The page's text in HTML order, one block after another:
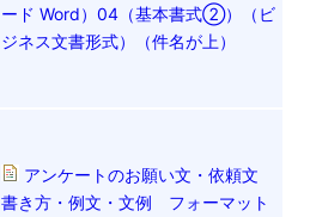
ード Word）04（基本書式②）（ビ
ジネス文書形式）（件名が上）
アンケートのお願い文・依頼文
書き方・例文・文例 フォーマット